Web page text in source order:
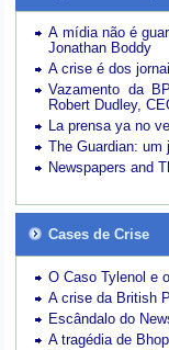
A mídia não é
Jonathan Boddy
A crise é dos
Vazamento da
Robert Dudley,
La prensa ya no
The Guardian: um
Newspapers and
Cases de Crise
O Caso Tylenol e
A crise da British
Escândalo do
A tragédia de